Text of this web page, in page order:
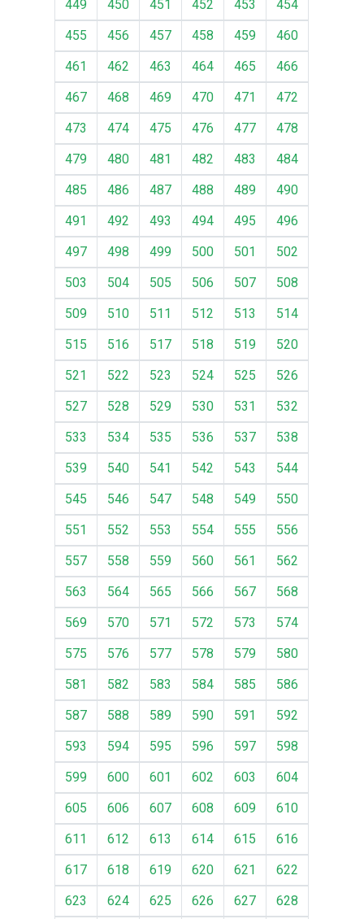
449 450 451 452 453
454
455
456 457 458 459
460
461
462 463 464 465
466
467
468 469 470 471
472
473
474 475 476 477
478
479
480 481 482 483
484
485
486 487 488 489
490
491
492 493 494 495
496
497
498 499 500 501
502
503
504 505 506 507
508
509
510 511 512 513
514
515
516 517 518 519
520
521
522 523 524 525
526
527
528 529 530 531
532
533
534 535 536 537
538
539
540 541 542 543
544
545
546 547 548 549
550
551
552 553 554 555
556
557
558 559 560 561
562
563
564 565 566 567
568
569
570 571 572 573
574
575
576 577 578 579
580
581
582 583 584 585
586
587
588 589 590 591
592
593
594 595 596 597
598
599
600 601 602 603
604
605
606 607 608 609
610
611
612 613 614 615
616
617
618 619 620 621
622
623
624 625 626 627
628